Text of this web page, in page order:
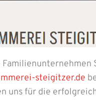
steigitzer.de
uns für die